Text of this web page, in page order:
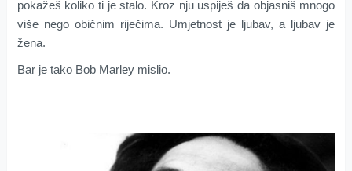
pokažeš koliko ti je stalo. Kroz nju uspiješ da objasniš mnogo
više nego običnim riječima. Umjetnost je ljubav, a ljubav je
žena.
Bar je tako Bob Marley mislio.